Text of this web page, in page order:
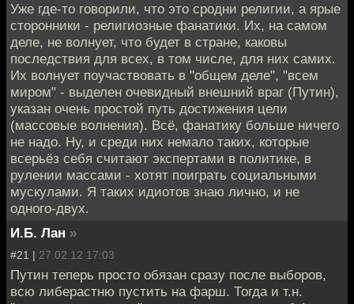
Уже где-то говорили, что это сродни религии, а ярые
сторонники - религиозные фанатики. Их, на самом
деле, не волнует, что будет в стране, каковы
последствия для всех, в том числе, для них самих.
Их волнует поучаствовать в "общем деле", "всем
миром" - выделен очевидный внешний враг (Путин),
указан очень простой путь достижения цели
(массовые волнения). Всё, фанатику больше ничего
не надо. Ну, и среди них немало таких, которые
всерьёз себя считают экспертами в политике, в
рулении массами - хотят поиграть социальными
мускулами. Я таких идиотов знаю лично, и не
одного-двух.
И.Б. Лан »
#21 | 27.02.12 17:03
Путин теперь просто обязан сразу после выборов,
всю либерастню пустить на фарш. Тогда и т.н.